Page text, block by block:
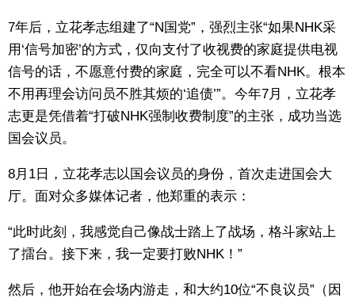
7年后，立花孝志组建了“N国党”，强烈主张“如果NHK采
用‘信号加密’的方式，仅向支付了收视费的家庭提供电视
信号的话，不愿意付费的家庭，完全可以不看NHK。根本
不用再理会访问员不胜其烦的‘追债’”。今年7月，立花孝
志更是凭借着“打破NHK强制收费制度”的主张，成功当选
国会议员。
8月1日，立花孝志以国会议员的身份，首次走进国会大
厅。面对众多媒体记者，他郑重的表示：
“此时此刻，我感觉自己像战士踏上了战场，格斗家站上
了擂台。接下来，我一定要打败NHK！”
然后，他开始在会场内游走，和大约10位“不良议员”（因